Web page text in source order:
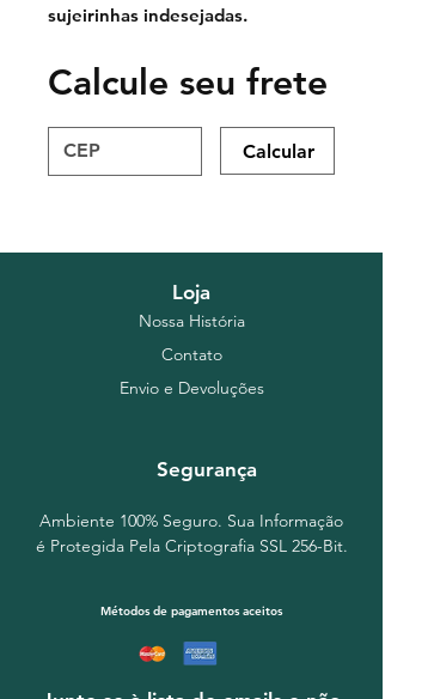
sujeirinhas indesejadas.
Calcule seu frete
Calcular
Loja
Nossa História
Contato
Envio e Devoluções
Segurança
Ambiente 100% Seguro. Sua Informação
é Protegida Pela Criptografia SSL 256-Bit.
Métodos de pagamentos aceitos